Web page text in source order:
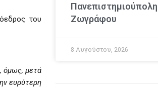
του
όμως, μετά
ευρύτερη
Πανεπιστημιούπολη
Ζωγράφου
8 Αυγούστου, 2026